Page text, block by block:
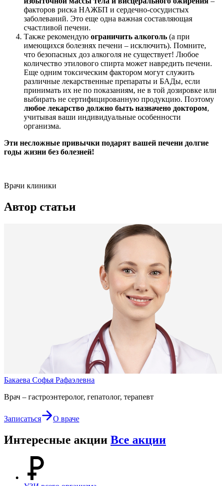
факторов риска НАЖБП и сердечно-сосудистых
заболеваний. Это еще одна важная составляющая
счастливой печени.
Также рекомендую ограничить алкоголь (а при
имеющихся болезнях печени – исключить). Помните,
что безопасных доз алкоголя не существует! Любое
количество этилового спирта может навредить печени.
Еще одним токсическим фактором могут служить
различные лекарственные препараты и БАДы, если
принимать их не по показаниям, не в той дозировке или
выбирать не сертифицированную продукцию. Поэтому
любое лекарство должно быть назначено доктором,
учитывая ваши индивидуальные особенности
организма.
Эти несложные привычки подарят вашей печени долгие
годы жизни без болезней!
Врачи клиники
Автор статьи
Бакаева Софья Рафаэлевна
Врач – гастроэнтеролог, гепатолог, терапевт
Записаться О враче
Интересные акции Все акции